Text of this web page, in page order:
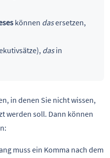
können dasersetzen,
dasin
in denen Sie nicht wissen,
werden soll. Dann können
muss ein Komma nach dem